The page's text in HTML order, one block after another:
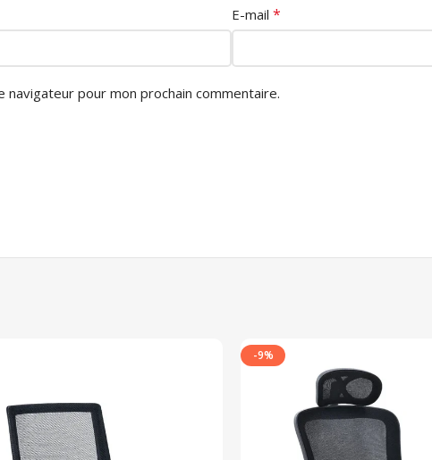
E-mail *
pour mon prochain commentaire.
-9%